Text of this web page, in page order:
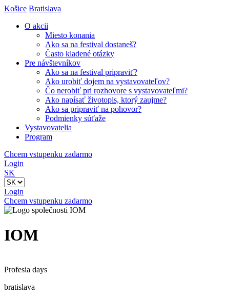
Košice Bratislava
O akcii
Miesto konania
Ako sa na festival dostaneš?
Často kladené otázky
Pre návštevníkov
Ako sa na festival pripraviť?
Ako urobiť dojem na vystavovateľov?
Čo nerobiť pri rozhovore s vystavovateľmi?
Ako napísať životopis, ktorý zaujme?
Ako sa pripraviť na pohovor?
Podmienky súťaže
Vystavovatelia
Program
Chcem vstupenku zadarmo
Login
SK
Login
Chcem vstupenku zadarmo
IOM
Profesia days
bratislava